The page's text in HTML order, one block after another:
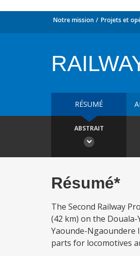
Notre mission Projets et
RÉSUMÉ
ABSTRAIT
Résumé*
The Second Railway
(42 km) on the
Yaounde-Ngaoundere
parts for locomotives